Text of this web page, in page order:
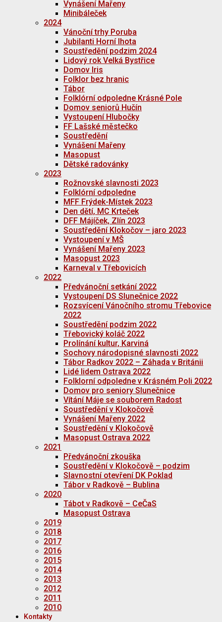
Vynášení Mařeny
Minibáleček
2024
Vánoční trhy Poruba
Jubilanti Horní lhota
Soustředění podzim 2024
Lidový rok Velká Bystřice
Domov Iris
Folklor bez hranic
Tábor
Folklórní odpoledne Krásné Pole
Domov seniorů Hučín
Vystoupení Hlubočky
FF Lašské městečko
Soustředění
Vynášení Mařeny
Masopust
Dětské radovánky
2023
Rožnovské slavnosti 2023
Folklórní odpoledne
MFF Frýdek-Místek 2023
Den dětí, MC Krteček
DFF Májíček, Zlín 2023
Soustředění Klokočov – jaro 2023
Vystoupení v MŠ
Vynášení Mařeny 2023
Masopust 2023
Karneval v Třebovicích
2022
Předvánoční setkání 2022
Vystoupení DS Slunečnice 2022
Rozsvícení Vánočního stromu Třebovice
2022
Soustředění podzim 2022
Třebovický koláč 2022
Prolínání kultur, Karviná
Sochovy národopisné slavnosti 2022
Tábor Radkov 2022 – Záhada v Británii
Lidé lidem Ostrava 2022
Folklorní odpoledne v Krásném Poli 2022
Domov pro seniory Slunečnice
Vítání Máje se souborem Radost
Soustředění v Klokočově
Vynášení Mařeny 2022
Soustředění v Klokočově
Masopust Ostrava 2022
2021
Předvánoční zkouška
Soustředění v Klokočově – podzim
Slavnostní otevření DK Poklad
Tábor v Radkově – Bublina
2020
Tábot v Radkově – CeČaS
Masopust Ostrava
2019
2018
2017
2016
2015
2014
2013
2012
2011
2010
Kontakty